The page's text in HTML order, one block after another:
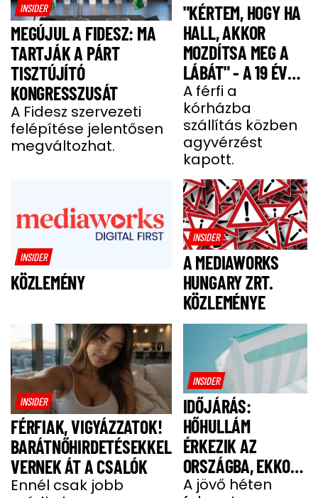
INSIDER
MEGÚJUL A FIDESZ: MA
TARTJÁK A PÁRT
TISZTÚJÍTÓ
KONGRESSZUSÁT
A Fidesz szervezeti
felépítése jelentősen
megváltozhat.
"KÉRTEM, HOGY HA
HALL, AKKOR
MOZDÍTSA MEG A
LÁBÁT" - A 19 ÉVES
BENCE HÓNAPOKIG
KÓMÁBAN FEKÜDT
A BALESETE UTÁN
A férfi a
kórházba
szállítás közben
agyvérzést
kapott.
INSIDER
KÖZLEMÉNY
INSIDER
A MEDIAWORKS
HUNGARY ZRT.
KÖZLEMÉNYE
INSIDER
FÉRFIAK, VIGYÁZZATOK!
BARÁTNŐHIRDETÉSEKKEL
VERNEK ÁT A CSALÓK
Ennél csak jobb
INSIDER
IDŐJÁRÁS:
HŐHULLÁM
ÉRKEZIK AZ
ORSZÁGBA, EKKOR
ÉR IDE
A jövő héten